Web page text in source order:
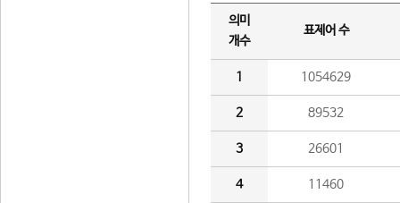
의미
개수
표제어 수
1 1054629
2 89532
3 26601
4 11460